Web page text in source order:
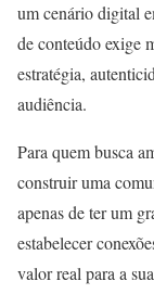
um cenário digital
de conteúdo exige
estratégia,
audiência.
Para quem busca
construir uma
apenas de ter um
estabelecer
valor real para a